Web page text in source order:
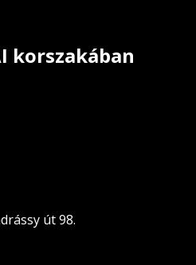
korszakában
út 98.